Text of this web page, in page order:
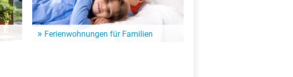
Ferienwohnungen für Familien